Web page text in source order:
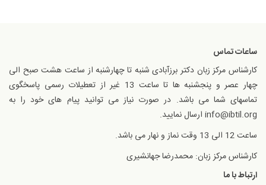
ساعات تماس
کارشناس مرکز زبان دکتر برزآبادی شنبه تا چهارشنبه از ساعت هشت صبح الی
چهار عصر و پنجشنبه ها تا ساعت 13 غیر از تعطیلات رسمی پاسخگوی
تماسهای شما می باشد. در صورت نیاز می توانید پیام های خود را به
info@ibtil.org ارسال نمایید.
ساعت 12 الی 13 وقت نماز و نهار می باشد.
کارشناس مرکز زبان: محمدرضا جهانشیری
ارتباط با ما